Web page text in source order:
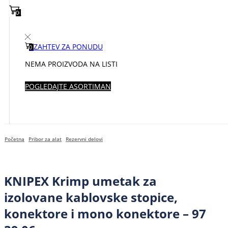
0
0
0 ZAHTEV ZA PONUDU
NEMA PROIZVODA NA LISTI
POGLEDAJTE ASORTIMAN
Početna Pribor za alat Rezervni delovi
KNIPEX Krimp umetak za
izolovane kablovske stopice,
konektore i mono konektore – 97